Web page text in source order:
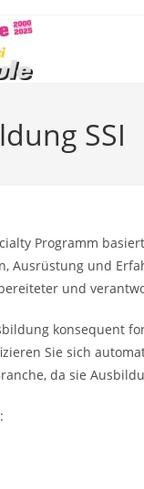
SSI
Programm
Ausrüstung und
und
konsequent
Sie sich
da sie